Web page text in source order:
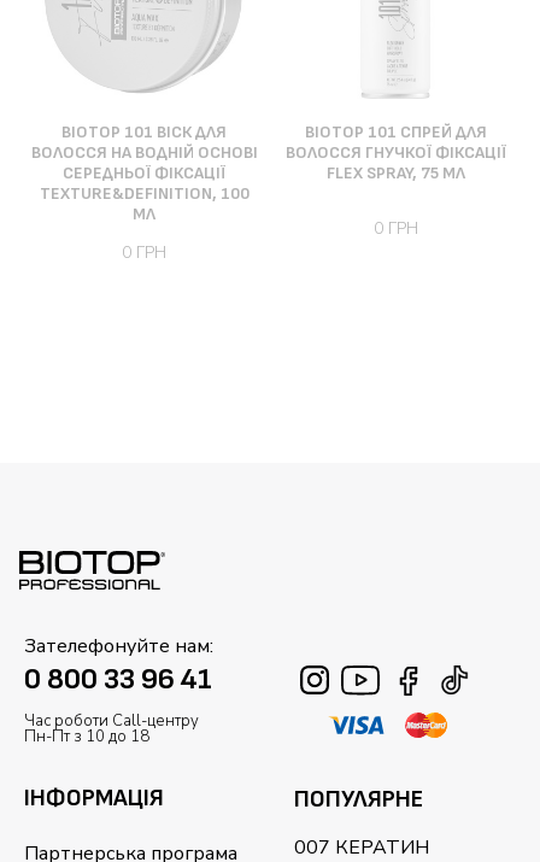
BIOTOP 101 ВІСК ДЛЯ
ВОЛОССЯ НА ВОДНІЙ ОСНОВІ
СЕРЕДНЬОЇ ФІКСАЦІЇ
TEXTURE&DEFINITION, 100
МЛ
0 ГРН
BIOTOP 101 СПРЕЙ ДЛЯ
ВОЛОССЯ ГНУЧКОЇ ФІКСАЦІЇ
FLEX SPRAY, 75 МЛ
0 ГРН
Зателефонуйте нам:
0 800 33 96 41
Час роботи Call-центру
Пн-Пт з 10 до 18
ІНФОРМАЦІЯ
Партнерська програма
ПОПУЛЯРНЕ
007 КЕРАТИН